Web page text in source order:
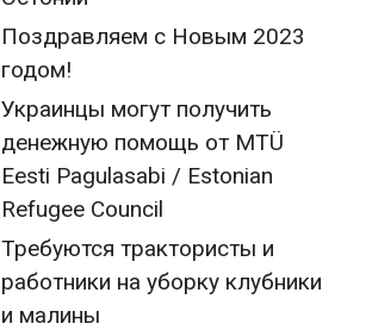
Поздравляем с Новым 2023
годом!
Украинцы могут получить
денежную помощь от MTÜ
Eesti Pagulasabi / Estonian
Refugee Council
Требуются трактористы и
работники на уборку клубники
и малины